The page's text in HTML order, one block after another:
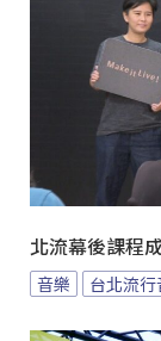
北流幕後課程
音樂 台北流